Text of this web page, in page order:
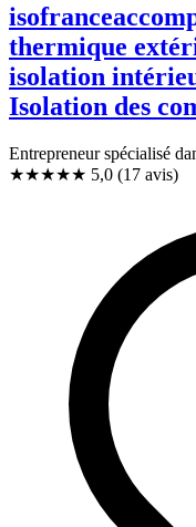
thermique
isolation
Isolation des
Entrepreneur spécialisé
★★★★★ 5,0 (17 avis)